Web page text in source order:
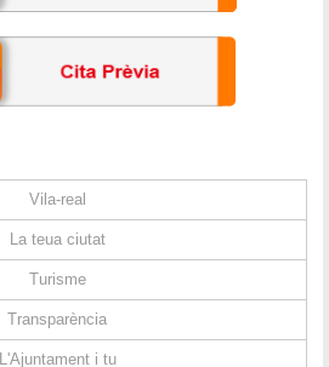
Vila-real
La teua ciutat
Turisme
Transparència
L'Ajuntament i tu